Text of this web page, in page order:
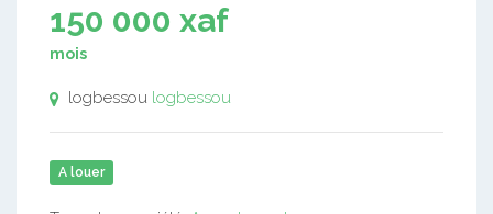
150 000 xaf
mois
logbessou logbessou
A louer